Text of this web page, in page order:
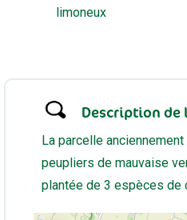
limoneux
Description de
La parcelle
peupliers de mauvaise
plantée de 3 espèces de